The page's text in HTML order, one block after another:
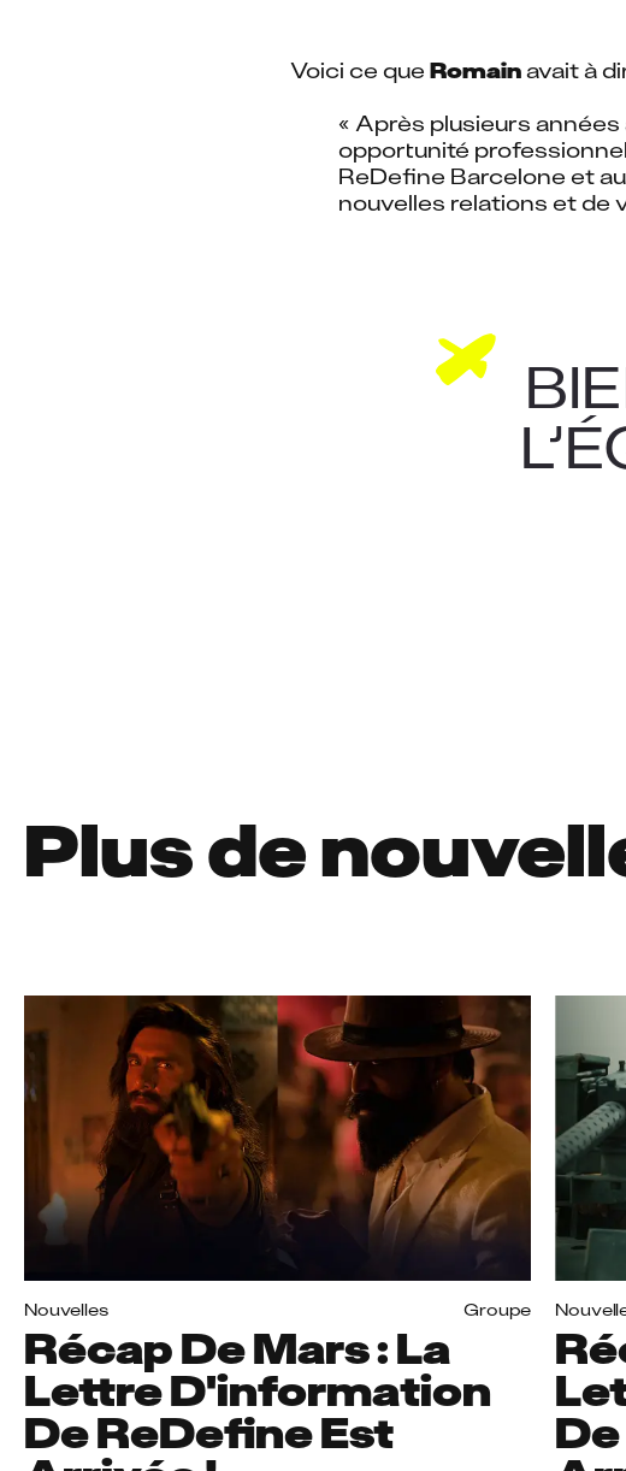
Voici ce que Romain avait à
« Après plusieurs
opportunité
ReDefine Barcelone et
nouvelles relations et de
Plus de
Nouvelles Groupe
Récap De Mars : La
Lettre D'information
De ReDefine Est